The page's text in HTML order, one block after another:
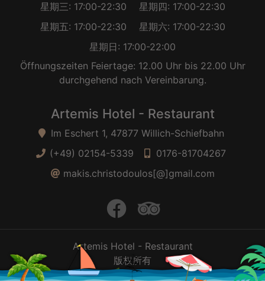
星期三: 17:00-22:30
星期四: 17:00-22:30
星期五: 17:00-22:30
星期六: 17:00-22:30
星期日: 17:00-22:00
Öffnungszeiten Feiertage: 12.00 Uhr bis 22.00 Uhr
durchgehend nach Vereinbarung.
Artemis Hotel - Restaurant
Im Eschert 1, 47877 Willich-Schiefbahn
(+49) 02154-5339
0176-81704267
makis.christodoulos[@]gmail.com
facebooktrip advisor
Artemis Hotel - Restaurant
版权所有